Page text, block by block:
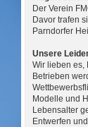
Der Verein
Davor trafen
Parndorfer
Unsere
Wir lieben es,
Betrieben
Modelle und
Lebensalter
Entwerfen